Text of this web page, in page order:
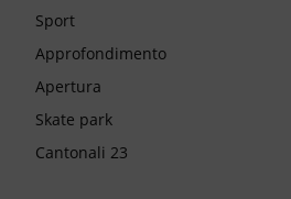
Sport
Approfondimento
Apertura
Skate park
Cantonali 23